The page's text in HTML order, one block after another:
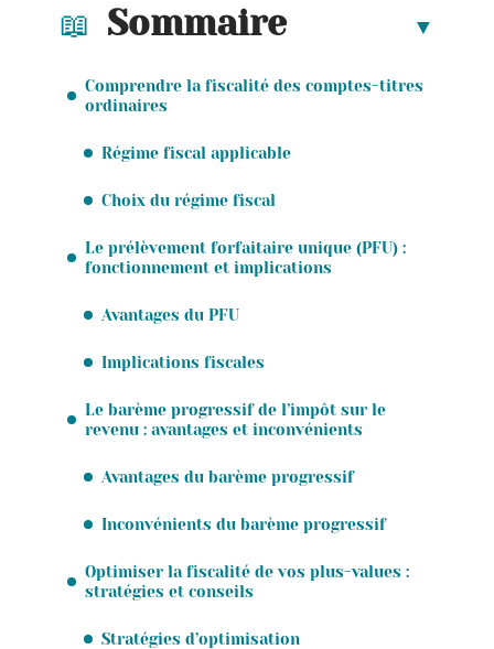
Sommaire
Comprendre la fiscalité des comptes-titres
ordinaires
Régime fiscal applicable
Choix du régime fiscal
Le prélèvement forfaitaire unique (PFU) :
fonctionnement et implications
Avantages du PFU
Implications fiscales
Le barème progressif de l’impôt sur le
revenu : avantages et inconvénients
Avantages du barème progressif
Inconvénients du barème progressif
Optimiser la fiscalité de vos plus-values :
stratégies et conseils
Stratégies d’optimisation